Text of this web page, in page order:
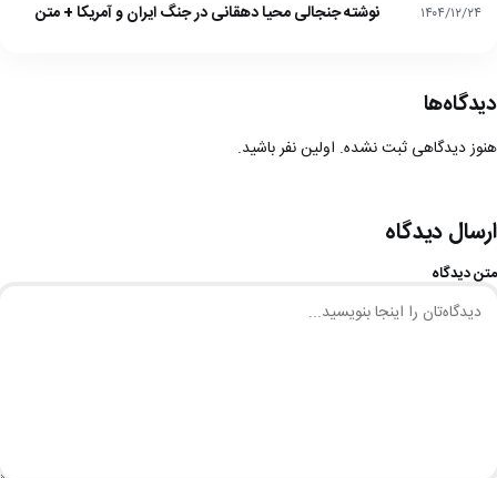
۱۴۰۴/۱۲/۲۴ نوشته جنجالی محیا دهقانی در جنگ ایران و آمریکا + متن
دیدگاه‌ها
هنوز دیدگاهی ثبت نشده. اولین نفر باشید.
ارسال دیدگاه
متن دیدگاه